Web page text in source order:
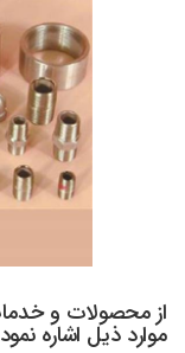
از محصولات و
موارد ذیل اشاره